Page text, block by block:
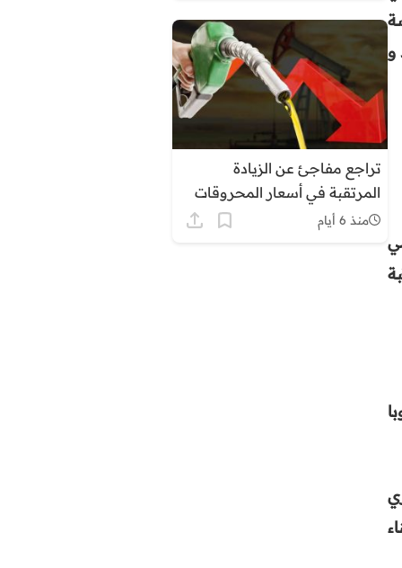
و
تراجع مفاجئ عن الزيادة
المرتقبة في أسعار المحروقات
بالمغرب وسط ترقب وتساءلات
منذ 6 أيام